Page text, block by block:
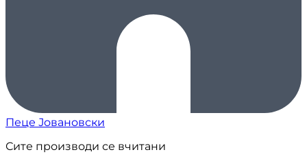
Пеце Јовановски
Сите производи се вчитани